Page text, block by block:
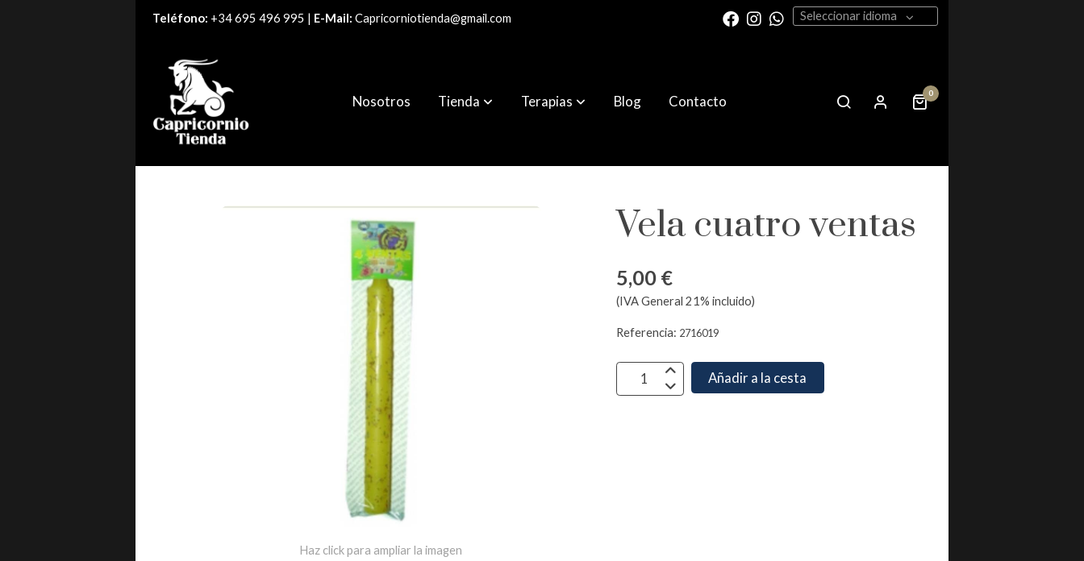
Teléfono: +34 695 496 995 | E-Mail: Capricorniotienda@gmail.com Seleccionar idioma
Nosotros Tienda Terapias Blog Contacto 0
Haz click para ampliar la imagen
Vela cuatro ventas
5,00 €
(IVA General 21% incluido)
Referencia: 2716019
Añadir a la cesta